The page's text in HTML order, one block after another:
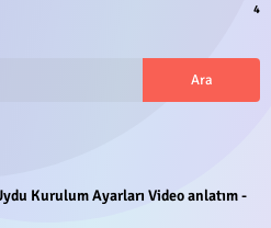
4
Kurulum Ayarları Video anlatım -